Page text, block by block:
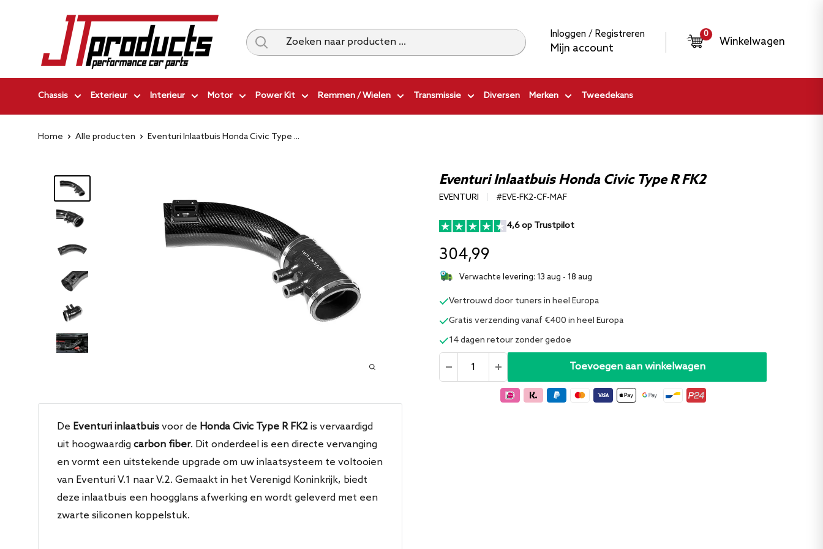
Products
Car
Inloggen / Registreren
Mijn account
0
Winkelwagen
Chassis Exterieur Interieur Motor Power Kit Remmen / Wielen Transmissie Diversen Merken Tweedekans
Home Alle producten Eventuri Inlaatbuis Honda Civic Type ...
Eventuri Inlaatbuis Honda Civic Type R FK2
EVENTURI #EVE-FK2-CF-MAF
4,6 op Trustpilot
304,99
Verwachte levering: 13 aug - 18 aug
Vertrouwd door tuners in heel Europa
Gratis verzending vanaf €400 in heel Europa
14 dagen retour zonder gedoe
Toevoegen aan winkelwagen
De Eventuri inlaatbuis voor de Honda Civic Type R FK2 is vervaardigd
uit hoogwaardig carbon fiber. Dit onderdeel is een directe vervanging
en vormt een uitstekende upgrade om uw inlaatsysteem te voltooien
van Eventuri V.1 naar V.2. Gemaakt in het Verenigd Koninkrijk, biedt
deze inlaatbuis een hoogglans afwerking en wordt geleverd met een
zwarte siliconen koppelstuk.